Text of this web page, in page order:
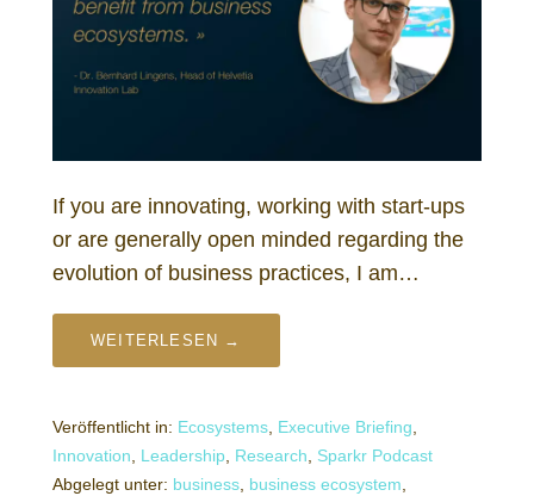
If you are innovating, working with start-ups
or are generally open minded regarding the
evolution of business practices, I am…
WEITERLESEN →
Veröffentlicht in: Ecosystems, Executive Briefing,
Innovation, Leadership, Research, Sparkr Podcast
Abgelegt unter: business, business ecosystem,